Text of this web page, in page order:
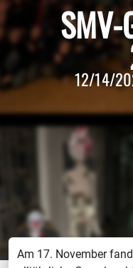
12/14/
Am 17. November